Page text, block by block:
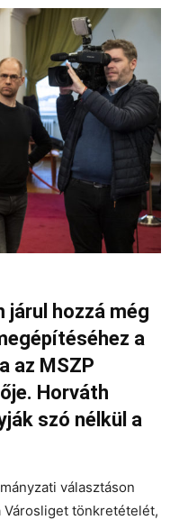
járul hozzá még
a
az MSZP
Horváth
szó nélkül a
választáson
Városliget tönkretételét,